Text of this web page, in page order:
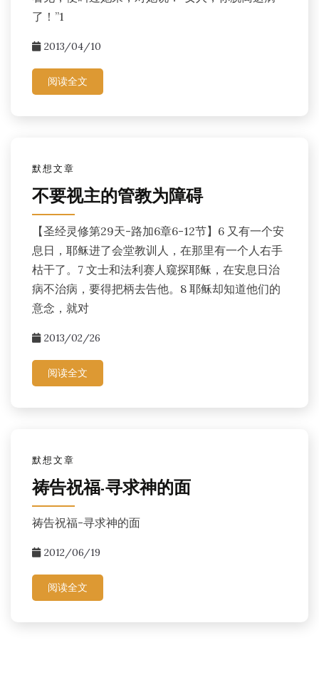
了！”1
2013/04/10
阅读全文
默想文章
不要视主的管教为障碍
【圣经灵修第29天-路加6章6-12节】6 又有一个安
息日，耶稣进了会堂教训人，在那里有一个人右手
枯干了。7 文士和法利赛人窥探耶稣，在安息日治
病不治病，要得把柄去告他。8 耶稣却知道他们的
意念，就对
2013/02/26
阅读全文
默想文章
祷告祝福-寻求神的面
祷告祝福-寻求神的面
2012/06/19
阅读全文